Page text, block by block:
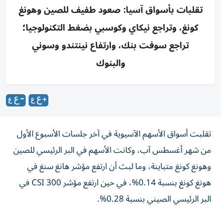
تقلبات بأسواق آسيا: صعود طفيف للصين وهونغ
كونغ، وتراجع نيكاي وكوسبي بضغط التكنولوجيا؛
تراجع سوفت بنك، وارتفاع نينتندو وسوني
والبنوك
تقلبت أسواق الأسهم الآسيوية في آخر جلسات الأسبوع الأول
من شهر أغسطس آب، وكانت الأسهم في البر الرئيسي للصين
وهونغ كونغ متباينة، وما لبث أن ارتفع مؤشر هانغ سنغ في
هونغ كونغ بنسبة 0.14%، في حين ارتفع مؤشر CSI 300 في
البر الرئيسي الصيني بنسبة 0.28%.